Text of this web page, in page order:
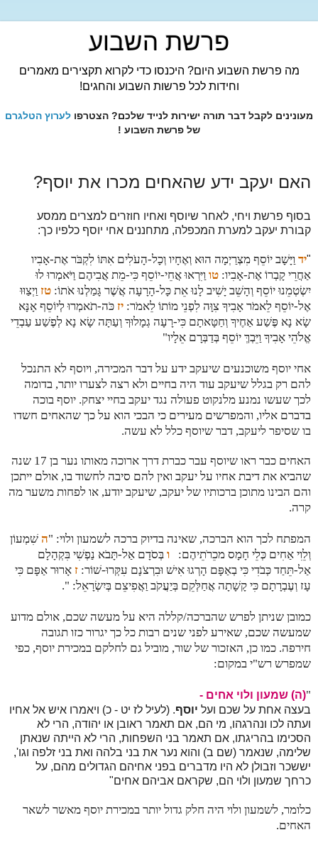
פרשת השבוע
מה פרשת השבוע היום? היכנסו כדי לקרוא תקצירים מאמרים
וחידות לכל פרשות השבוע והחגים!
מעונינים לקבל דבר תורה ישירות לנייד שלכם? הצטרפו לערוץ הטלגרם
של פרשת השבוע !
האם יעקב ידע שהאחים מכרו את יוסף?
בסוף פרשת ויחי, לאחר שיוסף ואחיו חוזרים למצרים ממסע
קבורת יעקב למערת המכפלה, מתחננים אחי יוסף כלפיו כך:
"יד וַיָּשָׁב יוֹסֵף מִצְרַיְמָה הוּא וְאֶחָיו וְכָל-הָעֹלִים אִתּוֹ לִקְבֹּר אֶת-אָבִיו
אַחֲרֵי קָבְרוֹ אֶת-אָבִיו: טו וַיִּרְאוּ אֲחֵי-יוֹסֵף כִּי-מֵת אֲבִיהֶם וַיֹּאמְרוּ לוּ
יִשְׂטְמֵנוּ יוֹסֵף וְהָשֵׁב יָשִׁיב לָנוּ אֵת כָּל-הָרָעָה אֲשֶׁר גָּמַלְנוּ אֹתוֹ: טז וַיְצַוּוּ
אֶל-יוֹסֵף לֵאמֹר אָבִיךָ צִוָּה לִפְנֵי מוֹתוֹ לֵאמֹר: יז כֹּה-תֹאמְרוּ לְיוֹסֵף אָנָּא
שָׂא נָא פֶּשַׁע אַחֶיךָ וְחַטָּאתָם כִּי-רָעָה גְמָלוּךָ וְעַתָּה שָׂא נָא לְפֶשַׁע עַבְדֵי
אֱלֹהֵי אָבִיךָ וַיֵּבְךְּ יוֹסֵף בְּדַבְּרָם אֵלָיו"
אחי יוסף משוכנעים שיעקב ידע על דבר המכירה, ויוסף לא התנכל
להם רק בגלל שיעקב עוד היה בחיים ולא רצה לצערו יותר, בדומה
לכך שעשו נמנע מלנקוט פעולה נגד יעקב בחיי יצחק. יוסף בוכה
בדברם אליו, והמפרשים מעירים כי הבכי הוא על כך שהאחים חשדו
בו שסיפר ליעקב, דבר שיוסף כלל לא עשה.
האחים כבר ראו שיוסף עבר כברת דרך ארוכה מאותו נער בן 17 שנה
שהביא את דיבת אחיו על יעקב ואין להם סיבה לחשוד בו, אולם ייתכן
והם הבינו מתוכן ברכותיו של יעקב, שיעקב יודע, או לפחות משער מה
קרה.
המפתח לכך הוא הברכה, שאינה בדיוק ברכה לשמעון ולוי: "ה שִׁמְעוֹן
וְלֵוִי אַחִים כְּלֵי חָמָס מכֵרֹתֵיהֶם: ו בְּסֹדָם אַל-תָּבֹא נַפְשִׁי בִּקְהָלָם
אַל-תֵּחַד כְּבֹדִי כִּי בְאַפָּם הָרְגוּ אִישׁ וּבִרְצֹנָם עִקְּרוּ-שׁוֹר: ז אָרוּר אַפָּם כִּי
עָז וְעֶבְרָתָם כִּי קָשָׁתָה אֲחַלְּקֵם בְּיַעֲקֹב וַאֲפִיצֵם בְּיִשְׂרָאֵל: ".
כמובן שניתן לפרש שהברכה/קללה היא על מעשה שכם, אולם מדוע
שמעשה שכם, שאירע לפני שנים רבות כל כך יגרור כזו תגובה
חירפה. כמו כן, האזכור של שור, מוביל גם לחלקם במכירת יוסף, כפי
שמפרש רש"י במקום:
"(ה) שמעון ולוי אחים -
בעצה אחת על שכם ועל יוסף. (לעיל לז יט - כ) ויאמרו איש אל אחיו
ועתה לכו ונהרגהו, מי הם, אם תאמר ראובן או יהודה, הרי לא
הסכימו בהריגתו, אם תאמר בני השפחות, הרי לא הייתה שנאתן
שלימה, שנאמר (שם ב) והוא נער את בני בלהה ואת בני זלפה וגו',
יששכר וזבולן לא היו מדברים בפני אחיהם הגדולים מהם, על
כרחך שמעון ולוי הם, שקראם אביהם אחים"
כלומר, לשמעון ולוי היה חלק גדול יותר במכירת יוסף מאשר לשאר
האחים.